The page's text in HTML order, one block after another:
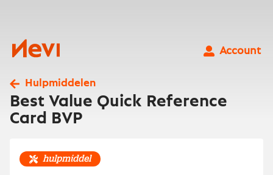
Nevi
Account
Hulpmiddelen
Best Value Quick Reference
Card BVP
hulpmiddel